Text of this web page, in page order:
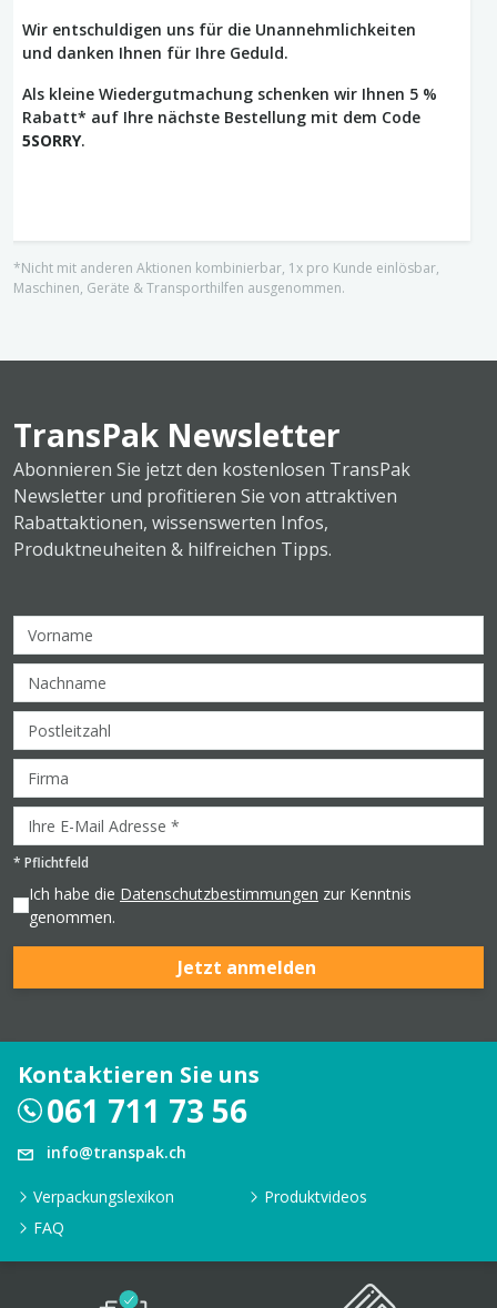
Wir entschuldigen uns für die Unannehmlichkeiten
und danken Ihnen für Ihre Geduld.
Als kleine Wiedergutmachung schenken wir Ihnen 5 %
Rabatt* auf Ihre nächste Bestellung mit dem Code
5SORRY.
*Nicht mit anderen Aktionen kombinierbar, 1x pro Kunde einlösbar,
Maschinen, Geräte & Transporthilfen ausgenommen.
TransPak Newsletter
Abonnieren Sie jetzt den kostenlosen TransPak
Newsletter und profitieren Sie von attraktiven
Rabattaktionen, wissenswerten Infos,
Produktneuheiten & hilfreichen Tipps.
* Pflichtfeld
Ich habe die Datenschutzbestimmungen zur Kenntnis
genommen.
Jetzt anmelden
Kontaktieren Sie uns
061 711 73 56
info@transpak.ch
Verpackungslexikon
Produktvideos
FAQ